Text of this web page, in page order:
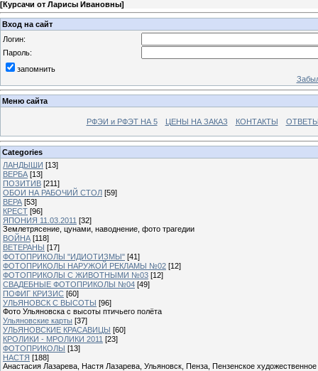
[Курсачи от Ларисы Ивановны]
Вход на сайт
Логин:
Пароль:
запомнить
Меню сайта
РФЭИ и РФЭТ НА 5 ЦЕНЫ НА ЗАКАЗ КОНТАКТЫ
Categories
ЛАНДЫШИ [13]
ВЕРБА [13]
ПОЗИТИВ [211]
ОБОИ НА РАБОЧИЙ СТОЛ [59]
ВЕРА [53]
КРЕСТ [96]
ЯПОНИЯ 11.03.2011 [32]
Землетрясение, цунами, наводнение, фото трагедии
ВОЙНА [118]
ВЕТЕРАНЫ [17]
ФОТОПРИКОЛЫ "ИДИОТИЗМЫ" [41]
ФОТОПРИКОЛЫ НАРУЖОЙ РЕКЛАМЫ №02 [12]
ФОТОПРИКОЛЫ С ЖИВОТНЫМИ №03 [12]
СВАДЕБНЫЕ ФОТОПРИКОЛЫ №04 [49]
ПОФИГ КРИЗИС [60]
УЛЬЯНОВСК С ВЫСОТЫ [96]
Фото Ульяновска с высоты птичьего полёта
Ульяновские карты [37]
УЛЬЯНОВСКИЕ КРАСАВИЦЫ [60]
КРОЛИКИ - МРОЛИКИ 2011 [23]
ФОТОПРИКОЛЫ [13]
НАСТЯ [188]
Анастасия Лазарева, Настя Лазарева, Ульяновск, Пенза, Пензенское